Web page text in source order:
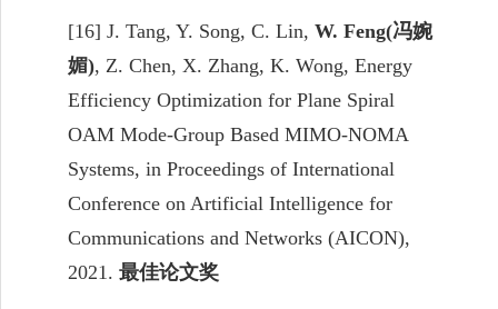
[16] J. Tang, Y. Song, C. Lin, W. Feng(冯婉
媚), Z. Chen, X. Zhang, K. Wong, Energy
Efficiency Optimization for Plane Spiral
OAM Mode-Group Based MIMO-NOMA
Systems, in Proceedings of International
Conference on Artificial Intelligence for
Communications and Networks (AICON),
2021. 最佳论文奖